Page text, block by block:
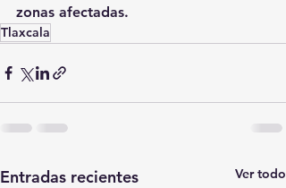
zonas afectadas.
Tlaxcala
Entradas recientes Ver todo